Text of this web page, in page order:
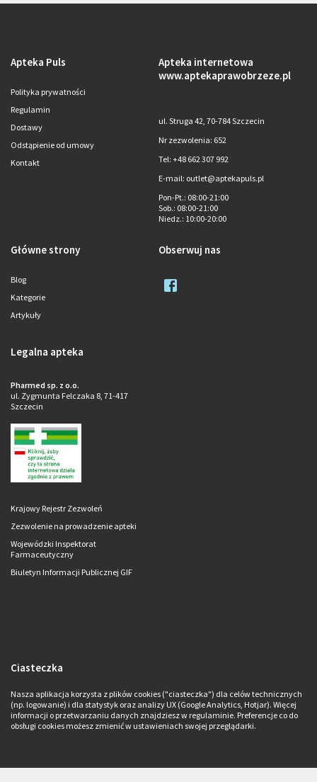
Apteka Puls
Polityka prywatności
Regulamin
Dostawy
Odstąpienie od umowy
Kontakt
Apteka internetowa
www.aptekaprawobrzeze.pl
ul. Struga 42, 70-784 Szczecin
Nr zezwolenia: 652
Tel: +48 662 307 992
E-mail: outlet@aptekapuls.pl
Pon-Pt.: 08:00-21:00
Sob.: 08:00-21:00
Niedz.: 10:00-20:00
Główne strony
Blog
Kategorie
Artykuły
Legalna apteka
Pharmed sp. z o.o.
ul. Zygmunta Felczaka 8, 71-417
Szczecin
Krajowy Rejestr Zezwoleń
Zezwolenie na prowadzenie apteki
Wojewódzki Inspektorat
Farmaceutyczny
Biuletyn Informacji Publicznej GIF
Obserwuj nas
Ciasteczka
Nasza aplikacja korzysta z plików cookies ("ciasteczka") dla celów technicznych
(np. logowanie) i dla statystyk oraz analizy UX (Google Analytics, Hotjar). Więcej
informacji o przetwarzaniu danych znajdziesz w regulaminie. Preferencje co do
obsługi cookies możesz zmienić w ustawieniach swojej przeglądarki.